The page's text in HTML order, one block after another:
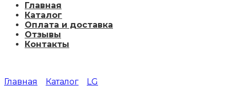
Главная
Каталог
Оплата и доставка
Отзывы
Контакты
Главная Каталог LG